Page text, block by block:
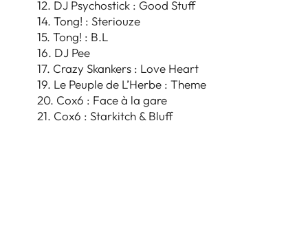
12. DJ Psychostick : Good Stuff
14. Tong! : Steriouze
15. Tong! : B.L
16. DJ Pee
17. Crazy Skankers : Love Heart
19. Le Peuple de L’Herbe : Theme
20. Cox6 : Face à la gare
21. Cox6 : Starkitch & Bluff